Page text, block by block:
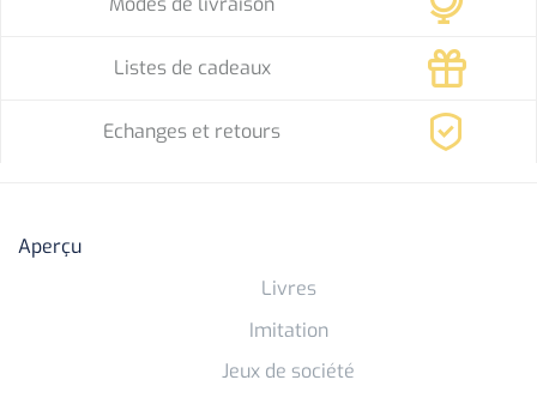
Listes de cadeaux
Echanges et retours
Aperçu
Livres
Imitation
Jeux de société